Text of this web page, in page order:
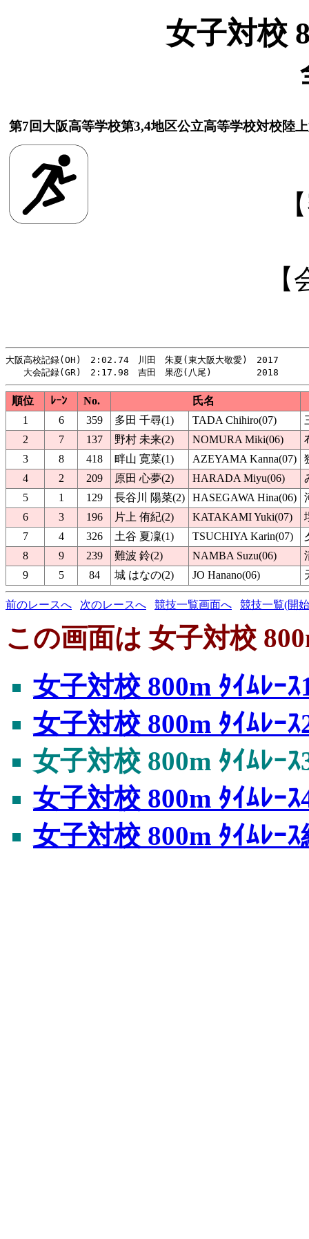
女子対校
第7回大阪高等学校第3,4地区公立高等学校対校陸
大阪高校記録(OH)　2:02.74　川田　朱夏(東大阪大敬愛)　2017
順位 ﾚｰﾝ No.
氏名
1
6 359 多田 千尋(1) TADA Chihiro(07)
2
7 137 野村 未来(2) NOMURA Miki(06)
3
8 418 畔山 寛菜(1) AZEYAMA Kanna(07)
4
2 209 原田 心夢(2) HARADA Miyu(06)
5
1 129 長谷川 陽菜(2) HASEGAWA Hina(06)
6
3 196 片上 侑紀(2) KATAKAMI Yuki(07)
7
4 326 土谷 夏凜(1) TSUCHIYA Karin(07)
8
9 239 難波 鈴(2) NAMBA Suzu(06)
9
5 84 城 はなの(2) JO Hanano(06)
前のレースへ 次のレースへ 競技一覧画面へ 競技一覧(開
この画面は 女子対校
女子対校 800m ﾀｲﾑﾚｰｽ
女子対校 800m ﾀｲﾑﾚｰｽ
女子対校 800m ﾀｲﾑﾚｰｽ
女子対校 800m ﾀｲﾑﾚｰｽ
女子対校 800m ﾀｲﾑﾚｰ